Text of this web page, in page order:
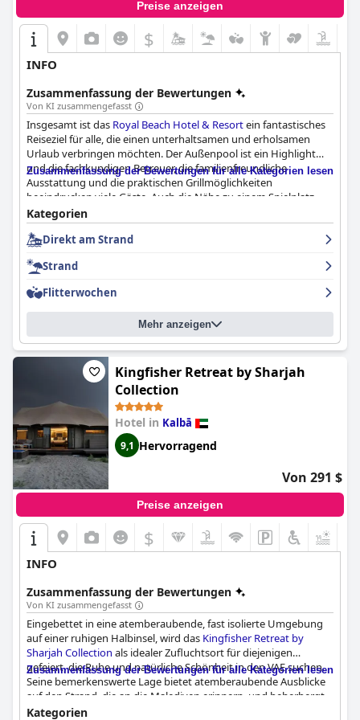
Preise anzeigen
$
INFO
Zusammenfassung der Bewertungen
Von KI zusammengefasst
Insgesamt ist das Royal Beach Hotel & Resortein fantastisches
Reiseziel für alle, die einen unterhaltsamen und erholsamen
Urlaub verbringen möchten. Der Außenpool ist ein Highlight
und die fachkundigen Betreuer, die familienfreundliche
Ausstattung und die praktischen Grillmöglichkeiten
beeindrucken viele Gäste. Auch die Nähe zu einem Spielplatz
und Schnorchelmöglichkeiten machen dieses Hotel zu einer
perfekten Wahl für Familien und Wasserratten gleichermaßen.
Einige Gäste bemängelten zwar, dass es im Poolbereich kein
weitem. Insgesamt ist das
ein Muss
für jeden, der einen unvergesslichen Urlaub verbringen möchte.
Zusammenfassung der Bewertungen für alle Kategorien lesen
Kategorien
Direkt am Strand
Strand
Flitterwochen
Mehr anzeigen
Kingfisher Retreat by Sharjah
Collection
Hotel in Kalbā
9,1 Hervorragend
Von 291 $
Preise anzeigen
$
INFO
Zusammenfassung der Bewertungen
Von KI zusammengefasst
Eingebettet in eine atemberaubende, fast isolierte Umgebung
auf einer ruhigen Halbinsel, wird das Kingfisher Retreat by
Sharjah Collection als idealer Zufluchtsort für diejenigen
gefeiert, die Ruhe und natürliche Schönheit in den VAE suchen.
Seine bemerkenswerte Lage bietet atemberaubende Ausblicke
auf den Strand, die an die Malediven erinnern, und beherbergt
eine vielfältige Tierwelt, was es zu einem Paradies für
Zusammenfassung der Bewertungen für alle Kategorien lesen
Kategorien